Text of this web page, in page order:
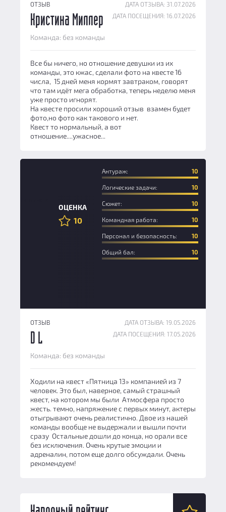
ОТЗЫВ
ДАТА ОТЗЫВА: 31.07.2026
ДАТА ПОСЕЩЕНИЯ: 16.07.2026
Кристина Миллер
Команда: без команды
Все бы ничего, но отношение девушки из их
команды, это кжас, сделали фото на квесте 16
числа, 15 дней меня кормят завтраком, говорят
что там идёт мега обработка, теперь неделю меня
уже просто игнорят.
На квесте просили хороший отзыв взамен будет
фото,но фото как такового и нет.
Квест то нормальный, а вот
отношение....ужасное...
ОЦЕНКА
10
Антураж: 10
Логические задачи: 10
Сюжет: 10
Командная работа: 10
Персонал и безопасность: 10
Общий бал: 10
ОТЗЫВ
ДАТА ОТЗЫВА: 19.05.2026
ДАТА ПОСЕЩЕНИЯ: 17.05.2026
D L
Команда: без команды
Ходили на квест «Пятница 13» компанией из 7
человек. Это был, наверное, самый страшный
квест, на котором мы были Атмосфера просто
жесть. темно, напряжение с первых минут, актеры
отыгрывают очень реалистично. Двое из нашей
команды вообще не выдержали и вышли почти
сразу Остальные дошли до конца, но орали все
без исключения. Очень крутые эмоции и
адреналин, потом еще долго обсуждали. Очень
рекомендуем!